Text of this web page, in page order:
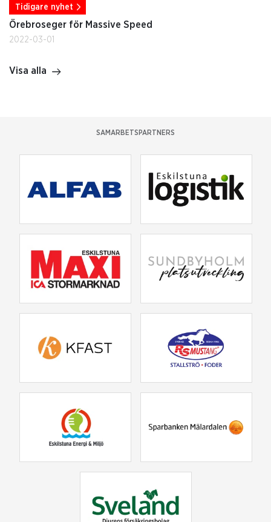
Tidigare nyhet
Örebroseger för Massive Speed
2022-03-01
Visa alla
SAMARBETSPARTNERS